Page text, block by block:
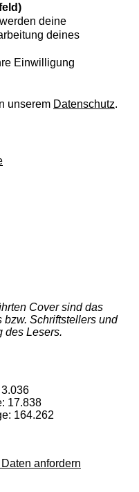
deine
deines
Einwilligung
unserem Datenschutz.
Cover sind das
Schriftstellers und
des Lesers.
3.036
17.838
164.262
anfordern